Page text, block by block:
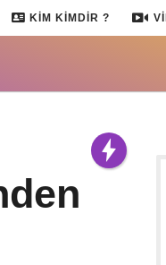
KIM KIMDIR ?